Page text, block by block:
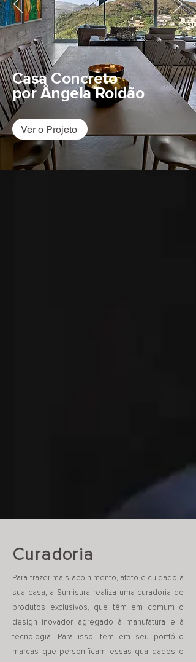
Casa Concreto
por Ângela Roldão
Ver o Projeto
Curadoria
Para trazer mais acolhimento, afeto e cuidado à
sua casa, a Sumisura realiza uma curadoria de
produtos exclusivos, que têm em comum o
design inovador agregado à manufatura e à
tecnologia. Para isso, tem em seu portfólio
marcas que personificam essas qualidades e